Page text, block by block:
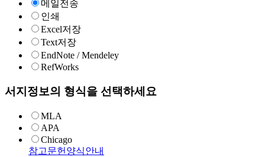
메일전송
인쇄
Excel저장
Text저장
EndNote / Mendeley
RefWorks
서지정보의 형식을 선택하세요
MLA
APA
Chicago
참고문헌양식안내